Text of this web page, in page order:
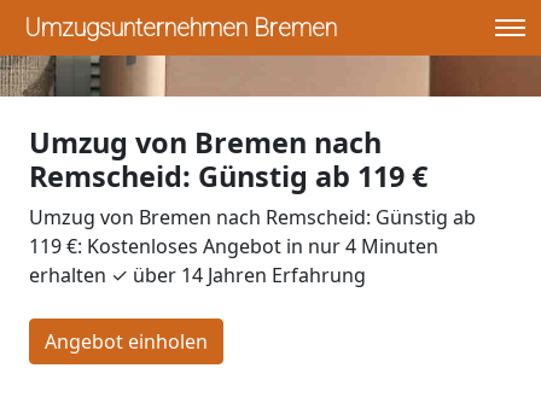
Umzugsunternehmen Bremen
Umzug von Bremen nach
Remscheid: Günstig ab 119 €
Umzug von Bremen nach Remscheid: Günstig ab
119 €: Kostenloses Angebot in nur 4 Minuten
erhalten ✓ über 14 Jahren Erfahrung
Angebot einholen